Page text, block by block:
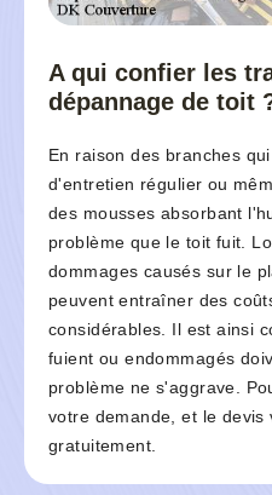
A qui confier les
dépannage de toit
En raison des branches
d'entretien régulier ou
des mousses absorbant
problème que le toit fuit.
dommages causés sur le
peuvent entraîner des
considérables. Il est ainsi
fuient ou endommagés
problème ne s'aggrave.
votre demande, et le devis
gratuitement.